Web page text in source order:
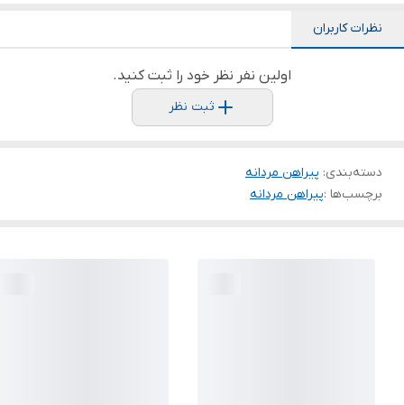
نظرات کاربران
اولین نفر نظر خود را ثبت کنید.
ثبت نظر
دسته‌بندی: پیراهن مردانه
برچسب‌ها :پیراهن مردانه